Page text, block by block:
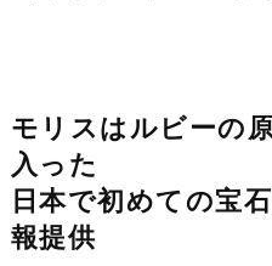
モリスはルビーの
入った
日本で初めての宝
報提供